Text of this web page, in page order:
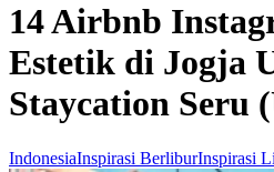
14 Airbnb
Estetik di Jogja
Staycation Seru
IndonesiaInspirasi BerliburInspirasi